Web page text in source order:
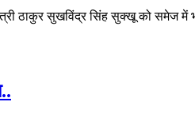
ठाकुर सुखविंद्र सिंह सुक्खू को समेज में